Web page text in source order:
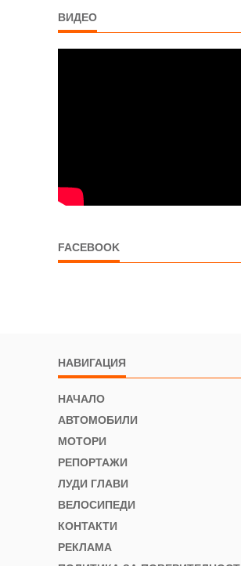
ВИДЕО
FACEBOOK
НАВИГАЦИЯ
НАЧАЛО
АВТОМОБИЛИ
МОТОРИ
РЕПОРТАЖИ
ЛУДИ ГЛАВИ
ВЕЛОСИПЕДИ
КОНТАКТИ
РЕКЛАМА